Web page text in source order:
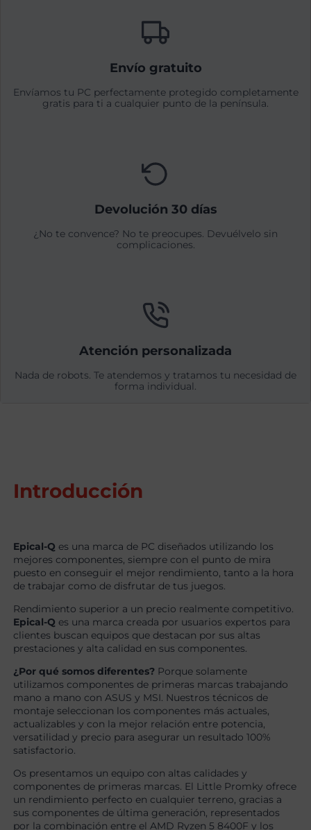
Envío gratuito
Envíamos tu PC perfectamente protegido completamente
gratis para ti a cualquier punto de la península.
Devolución 30 días
¿No te convence? No te preocupes. Devuélvelo sin
complicaciones.
Atención personalizada
Nada de robots. Te atendemos y tratamos tu necesidad de
forma individual.
Introducción
Epical-Q es una marca de PC diseñados utilizando los
mejores componentes, siempre con el punto de mira
puesto en conseguir el mejor rendimiento, tanto a la hora
de trabajar como de disfrutar de tus juegos.
Rendimiento superior a un precio realmente competitivo.
Epical-Q es una marca creada por usuarios expertos para
clientes buscan equipos que destacan por sus altas
prestaciones y alta calidad en sus componentes.
¿Por qué somos diferentes? Porque solamente
utilizamos componentes de primeras marcas trabajando
mano a mano con ASUS y MSI. Nuestros técnicos de
montaje seleccionan los componentes más actuales,
actualizables y con la mejor relación entre potencia,
versatilidad y precio para asegurar un resultado 100%
satisfactorio.
Os presentamos un equipo con altas calidades y
componentes de primeras marcas. El Little Promky ofrece
un rendimiento perfecto en cualquier terreno, gracias a
sus componentes de última generación, representados
por la combinación entre el AMD Ryzen 5 8400F y los